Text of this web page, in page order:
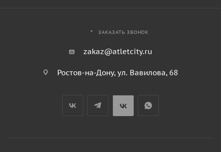
ЗАКАЗАТЬ ЗВОНОК
zakaz@atletcity.ru
Ростов-на-Дону, ул. Вавилова, 68